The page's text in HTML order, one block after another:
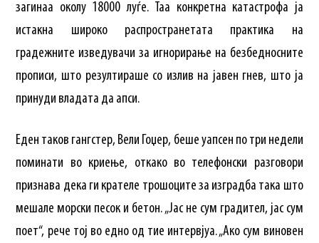
загинаа околу 18000 луѓе. Таа конкретна катастрофа ја
истакна широко распространетата практика на
градежните изведувачи за игнорирање на безбедносните
прописи, што резултираше со излив на јавен гнев, што ја
принуди владата да апси.
Еден таков гангстер, Вели Гоџер, беше уапсен по три недели
поминати во криење, откако во телефонски разговори
признава дека ги крателе трошоците за изградба така што
мешале морски песок и бетон. „Јас не сум градител, јас сум
поет“, рече тој во едно од тие интервјуа. „Ако сум виновен